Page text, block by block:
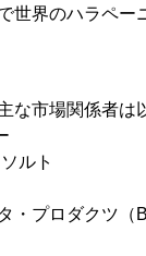
世界のハラペー
な市場関係者は
ルト
・プロダクツ（